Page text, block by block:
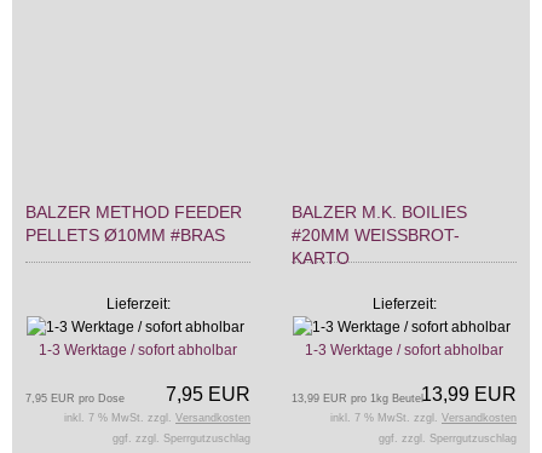
BALZER METHOD FEEDER
PELLETS Ø10MM #BRAS
Lieferzeit:
1-3 Werktage / sofort abholbar
7,95 EUR
7,95 EUR pro Dose
inkl. 7 % MwSt. zzgl. Versandkosten
ggf. zzgl. Sperrgutzuschlag
BALZER M.K. BOILIES
#20MM WEISSBROT-K
ARTO
Lieferzeit:
1-3 Werktage / sofort abholbar
13,99 EUR
13,99 EUR pro 1kg Beutel
inkl. 7 % MwSt. zzgl. Versandkosten
ggf. zzgl. Sperrgutzuschlag